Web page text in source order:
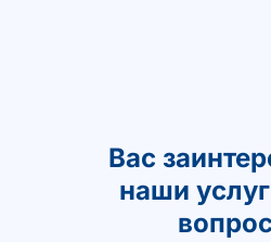
Вас
наши